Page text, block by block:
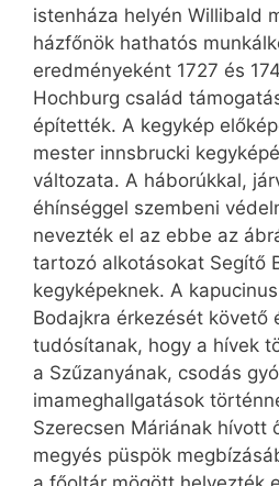
istenháza helyén Willibald
házfőnök hathatós
eredményeként 1727 és
Hochburg család
építették. A kegykép
mester innsbru­cki
változata. A háborúkkal,
éhínséggel szembeni
nevezték el az ebbe az
tartozó alkotásokat Segítő
kegyképeknek. A
Bodajkra érkezését követő
tudósítanak, hogy a hívek
a Szűzanyának, csodás
imameghallgatások
Szerecsen Máriának hívott
megyés püspök